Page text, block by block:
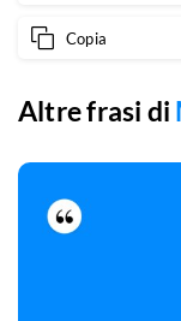
Copia
Altre frasi di